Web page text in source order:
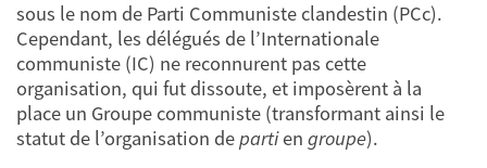
sous le nom de Parti Communiste clandestin (PCc).
Cependant, les délégués de l’Internationale
communiste (IC) ne reconnurent pas cette
organisation, qui fut dissoute, et imposèrent à la
place un Groupe communiste (transformant ainsi le
statut de l’organisation de partien groupe).